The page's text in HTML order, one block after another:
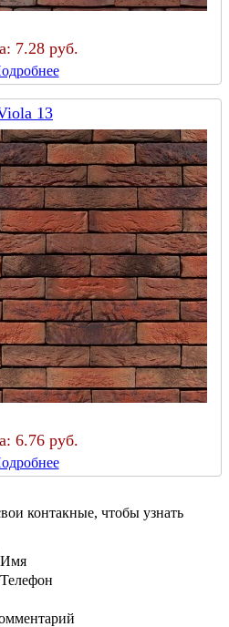
7.28 руб.
13
6.76 руб.
контакные, чтобы узнать
Имя
Телефон